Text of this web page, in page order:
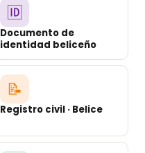
🆔
Documento de
identidad beliceño
📝
Registro civil · Belice